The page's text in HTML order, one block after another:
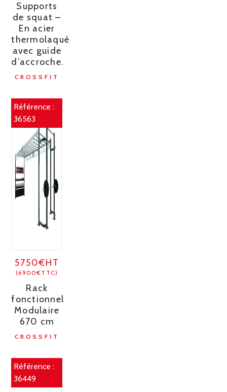
Supports
de squat –
En acier
thermolaqué
avec guide
d’accroche.
CROSSFIT
Référence :
36563
5750€HT
(6900€TTC)
Rack
fonctionnel
Modulaire
670 cm
CROSSFIT
Référence :
36449